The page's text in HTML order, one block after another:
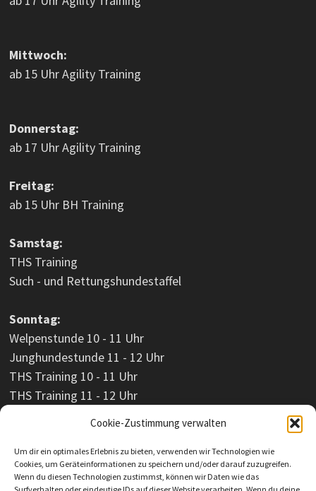
Cookie-Zustimmung verwalten
Um dir ein optimales Erlebnis zu bieten, verwenden wir Technologien wie
Cookies, um Geräteinformationen zu speichern und/oder darauf zuzugreifen.
Wenn du diesen Technologien zustimmst, können wir Daten wie das
Mittwoch:
ab 15 Uhr Agility Training
Donnerstag:
ab 17 Uhr Agility Training
Freitag:
ab 15 Uhr BH Training
Samstag:
THS Training
Such - und Rettungshundestaffel
Sonntag:
Welpenstunde 10 - 11 Uhr
Junghundestunde 11 - 12 Uhr
THS Training 10 - 11 Uhr
THS Training 11 - 12 Uhr